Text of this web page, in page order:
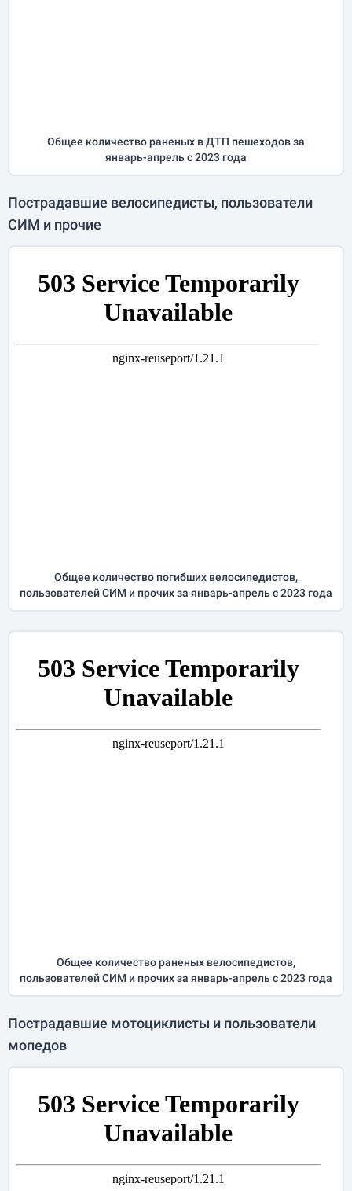
Общее количество раненых в ДТП пешеходов за
январь-апрельс 2023 года
Пострадавшие велосипедисты, пользователи
СИМ и прочие
Общее количество погибших велосипедистов,
пользователей СИМ и прочих за январь-апрельс 2023 года
Общее количество раненых велосипедистов,
пользователей СИМ и прочих за январь-апрельс 2023 года
Пострадавшие мотоциклисты и пользователи
мопедов